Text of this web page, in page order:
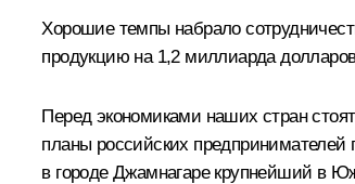
Хорошие темпы набрало
продукцию на 1,2 миллиарда
Перед экономиками наших стран
планы российских
в городе Джамнагаре крупнейший в